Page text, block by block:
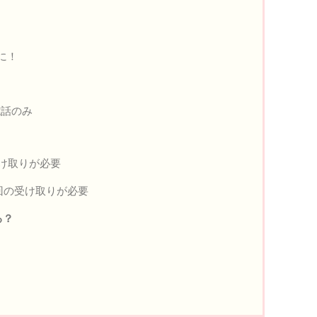
！
のみ
取りが必要
受け取りが必要